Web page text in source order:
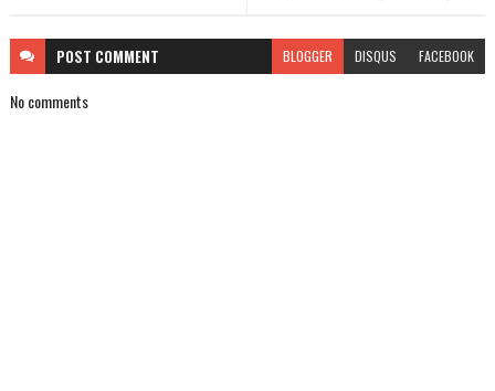
POST COMMENT BLOGGER DISQUS FACEBOOK
No comments